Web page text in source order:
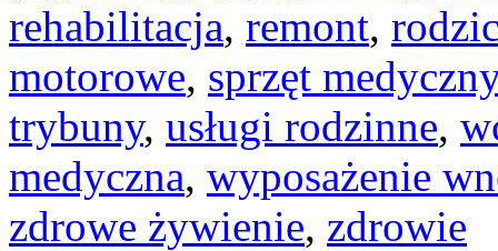
rehabilitacja, remont,
motorowe, sprzęt medyczny
trybuny, usługi rodzinne,
medyczna, wyposażenie
zdrowe żywienie, zdrowie